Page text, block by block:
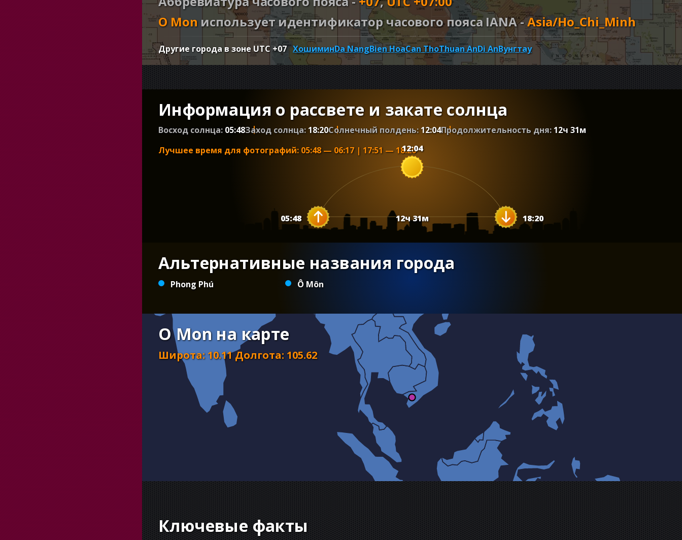
O Mon использует идентификатор часового пояса IANA -Asia/Ho_Chi_Minh
Другие города в зоне UTC +07 ХошиминDa NangBien HoaCan ThoThuan AnDi AnВунгтау
Информация о рассвете и закате солнца
Восход солнца: 05:48Заход солнца: 18:20Солнечный полдень:12:04Продолжительность дня: 12ч 31м
Лучшее время для фотографий: 05:48— 06:17| 17:51 — 18:20
05:48 18:20
12:04
12ч31м
Альтернативные названия города
Phong Phú Ô Môn
O Mon на карте
Широта:10.11Долгота: 105.62
Ключевые факты